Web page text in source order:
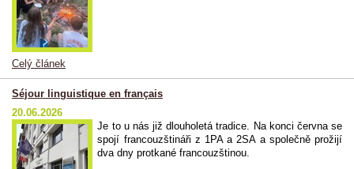
Celý článek
Séjour linguistique en français
20.06.2026
Je to u nás již dlouholetá tradice. Na konci června se
spojí francouzštináři z 1PA a 2SA a společně prožijí
dva dny protkané francouzštinou.